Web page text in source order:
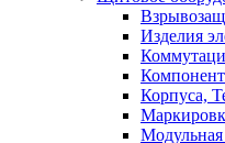
Изделия
Корпуса,
Модульная